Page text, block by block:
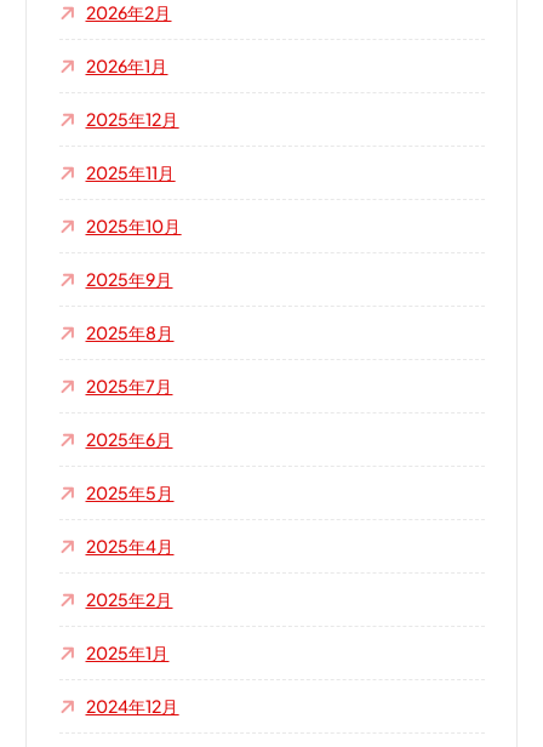
2026年2月
2026年1月
2025年12月
2025年11月
2025年10月
2025年9月
2025年8月
2025年7月
2025年6月
2025年5月
2025年4月
2025年2月
2025年1月
2024年12月